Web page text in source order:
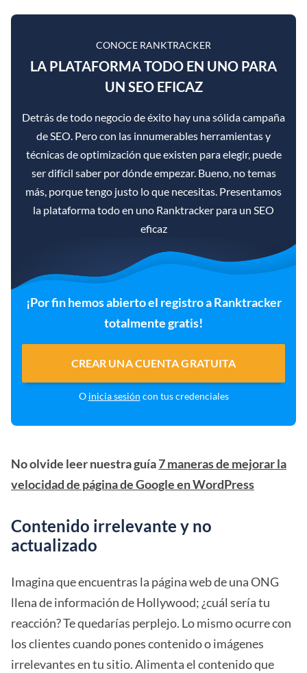
CONOCE RANKTRACKER
LA PLATAFORMA TODO EN UNO PARA
UN SEO EFICAZ
Detrás de todo negocio de éxito hay una sólida campaña
de SEO. Pero con las innumerables herramientas y
técnicas de optimización que existen para elegir, puede
ser difícil saber por dónde empezar. Bueno, no temas
más, porque tengo justo lo que necesitas. Presentamos
la plataforma todo en uno Ranktracker para un SEO
eficaz
¡Por fin hemos abierto el registro a Ranktracker
totalmente gratis!
CREAR UNA CUENTA GRATUITA
O inicia sesión con tus credenciales
No olvide leer nuestra guía7 maneras de mejorar la
velocidad de página de Google en WordPress
Contenido irrelevante y no
actualizado
Imagina que encuentras la página web de una ONG
llena de información de Hollywood; ¿cuál sería tu
reacción? Te quedarías perplejo. Lo mismo ocurre con
los clientes cuando pones contenido o imágenes
irrelevantes en tu sitio. Alimenta el contenido que